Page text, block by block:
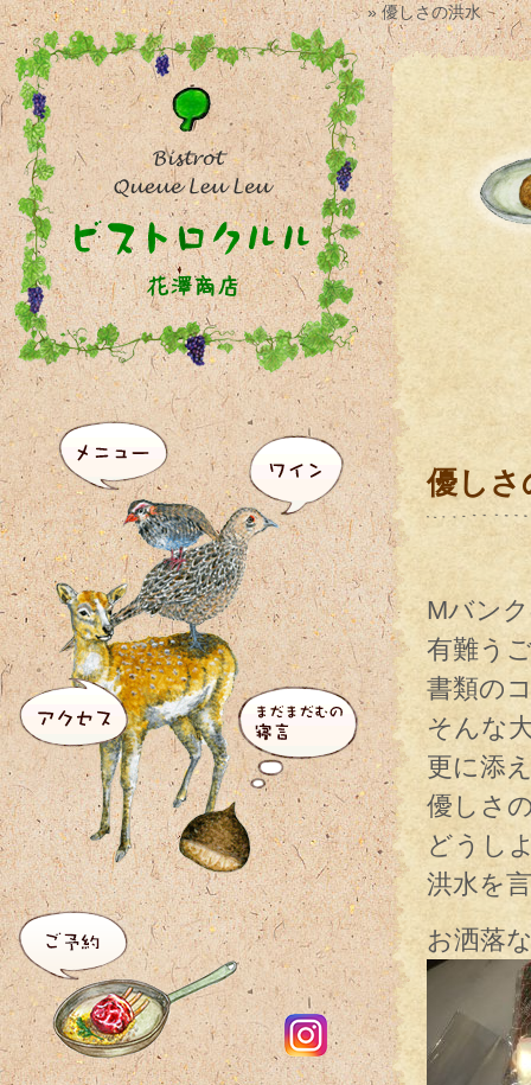
» 優しさの洪水
優しさ
Mバン
有難う
書類の
そんな
更に添
優しさ
どうし
洪水を
お洒落